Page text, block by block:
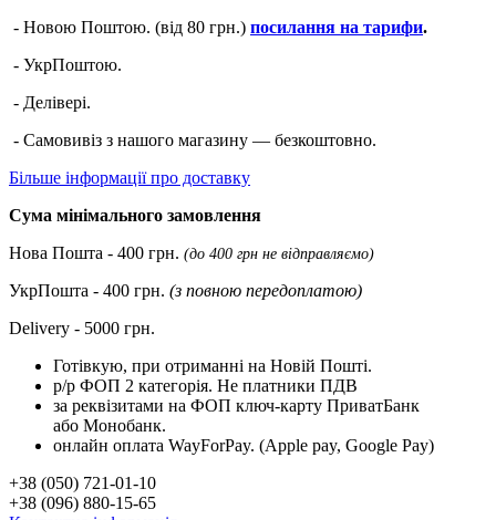
- Новою Поштою. (від 80 грн.) посилання на тарифи.
- УкрПоштою.
- Делівері.
- Самовивіз з нашого магазину — безкоштовно.
Більше інформації про доставку
Сума мінімального замовлення
Нова Пошта - 400 грн. (до 400 грн не відправляємо)
УкрПошта - 400 грн. (з повною передоплатою)
Delivery - 5000 грн.
Готівкую, при отриманні на Новій Пошті.
р/р ФОП 2 категорія. Не платники ПДВ
за реквізитами на ФОП ключ-карту ПриватБанк
або Монобанк.
онлайн оплата WayForPay. (Apple pay, Google Pay)
+38 (050) 721-01-10
+38 (096) 880-15-65